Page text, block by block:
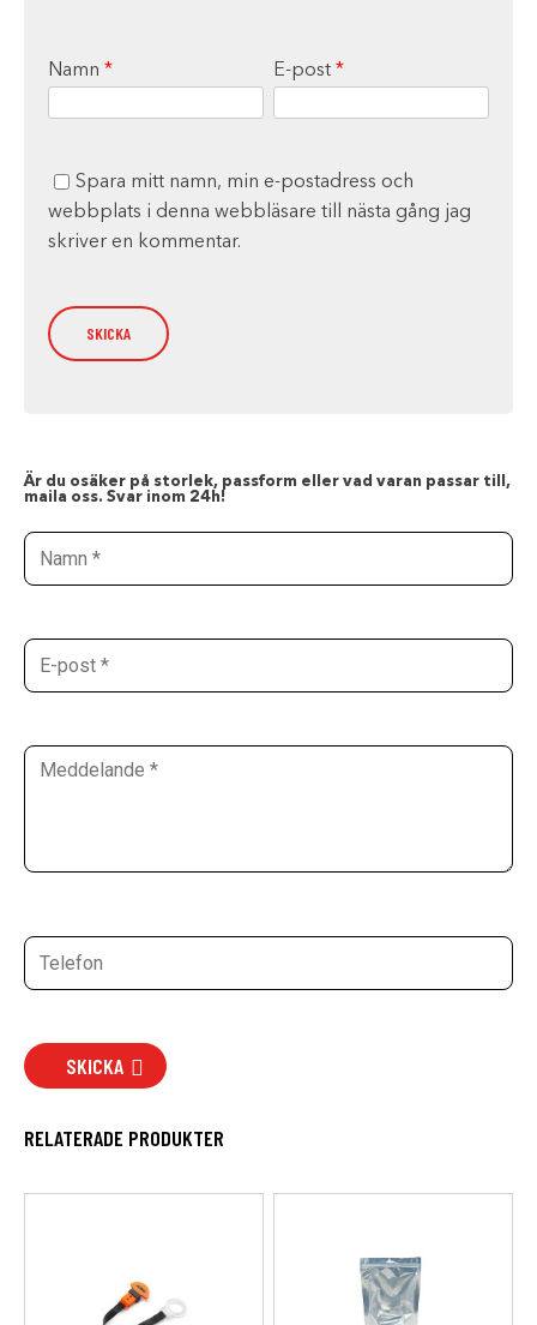
Namn * E-post *
Spara mitt namn, min e-postadress och
webbplats i denna webbläsare till nästa gång jag
skriver en kommentar.
Är du osäker på storlek, passform eller vad varan passar till,
maila oss. Svar inom 24h!
SKICKA
RELATERADE PRODUKTER